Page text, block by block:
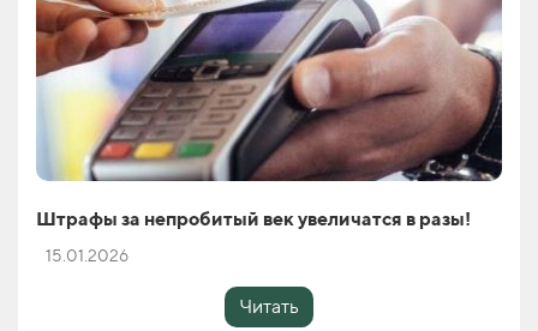
Штрафы за непробитый век увеличатся в разы!
15.01.2026
Читать